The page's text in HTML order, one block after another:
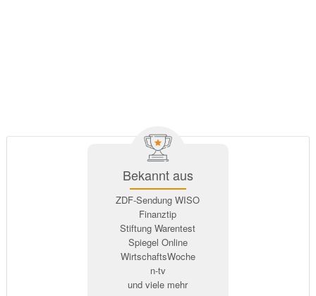
Bekannt aus
ZDF-Sendung WISO
Finanztip
Stiftung Warentest
Spiegel Online
WirtschaftsWoche
n-tv
und viele mehr